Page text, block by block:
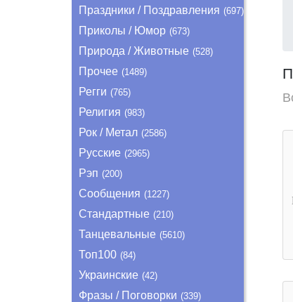
Праздники / Поздравления (697)
Приколы / Юмор (673)
Природа / Животные (528)
Прочее (1489)
Регги (765)
Религия (983)
Рок / Метал (2586)
Русские (2965)
Рэп (200)
Сообщения (1227)
Стандартные (210)
Танцевальные (5610)
Топ100 (84)
Украинские (42)
Фразы / Поговорки (339)